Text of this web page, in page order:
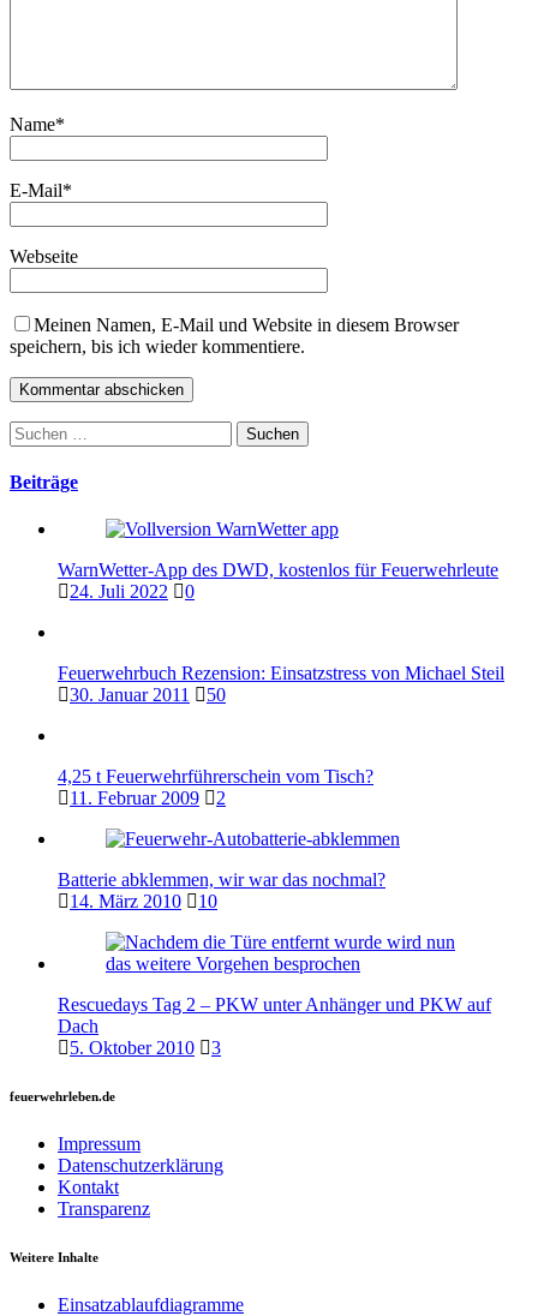
Name*
E-Mail*
Webseite
Meinen Namen, E-Mail und Website in diesem Browser
speichern, bis ich wieder kommentiere.
Suchen
nach:
Beiträge
WarnWetter-App des DWD, kostenlos für Feuerwehrleute
24. Juli 2022
0
Feuerwehrbuch Rezension: Einsatzstress von Michael Steil
30. Januar 2011
50
4,25 t Feuerwehrführerschein vom Tisch?
11. Februar 2009
2
Batterie abklemmen, wir war das nochmal?
14. März 2010
10
Rescuedays Tag 2 – PKW unter Anhänger und PKW auf
Dach
5. Oktober 2010
3
feuerwehrleben.de
Impressum
Datenschutzerklärung
Kontakt
Transparenz
Weitere Inhalte
Einsatzablaufdiagramme